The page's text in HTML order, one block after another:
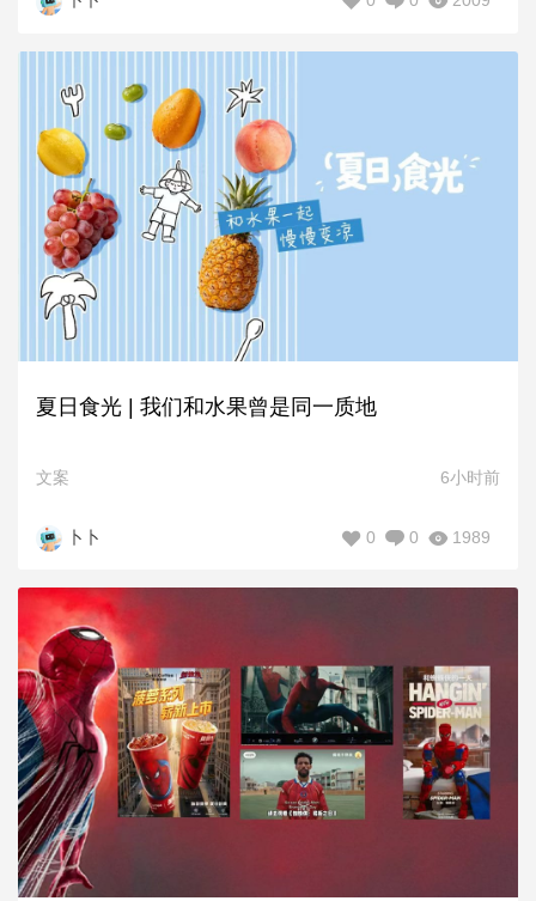
夏日食光 | 我们和水果曾是同一质地
文案 6小时前
卜卜 1989
0
0